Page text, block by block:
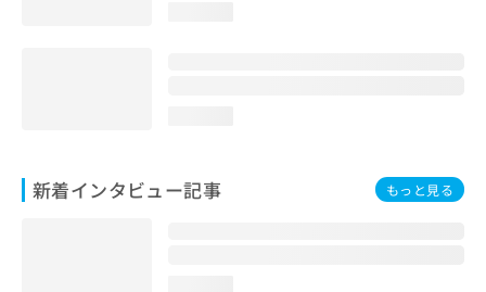
新着インタビュー記事 もっと見る